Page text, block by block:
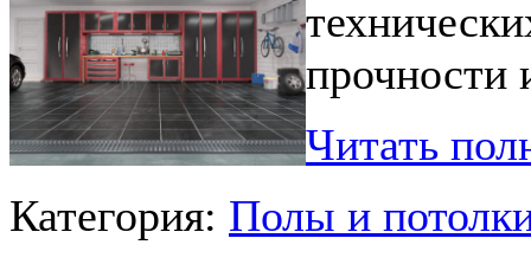
прочности
Читать
Категория: Полы и